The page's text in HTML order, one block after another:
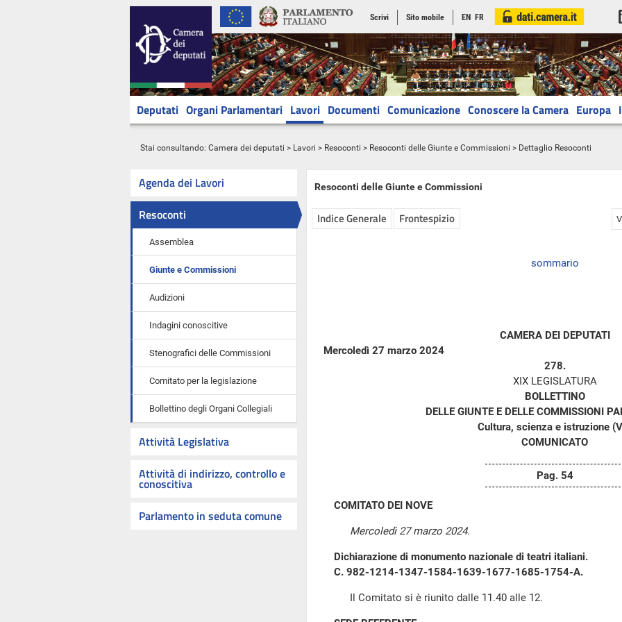
Scrivi Sito mobile EN FR
Deputati Organi Parlamentari Lavori Documenti Comunicazione Conoscere la Camera Europa
Stai consultando: Camera dei deputati > Lavori > Resoconti > Resoconti delle Giunte e Commissioni > Dettaglio Resoconti
Agenda dei Lavori
Resoconti
Assemblea
Giunte e Commissioni
Audizioni
Indagini conoscitive
Stenografici delle Commissioni
Comitato per la legislazione
Bollettino degli Organi Collegiali
Attività Legislativa
Attività di indirizzo, controllo e
conoscitiva
Parlamento in seduta comune
Resoconti delle Giunte e Commissioni
Indice Generale Frontespizio
sommario
CAMERA DEI DEPUTATI
Mercoledì 27 marzo 2024
278.
XIX LEGISLATURA
BOLLETTINO
DELLE GIUNTE E DELLE COMMISSIONI
Cultura, scienza e istruzione
COMUNICATO
Pag. 54
COMITATO DEI NOVE
Mercoledì 27 marzo 2024.
Dichiarazione di monumento nazionale di teatri italiani.
C. 982-1214-1347-1584-1639-1677-1685-1754-A.
Il Comitato si è riunito dalle 11.40 alle 12.